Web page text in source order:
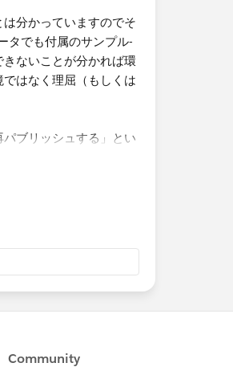
分かっていますのでそ
タでも付属のサンプル-
ないことが分かれば環
はなく理屈（もしくは
ブリッシュする」とい
再現と対処をしてみま